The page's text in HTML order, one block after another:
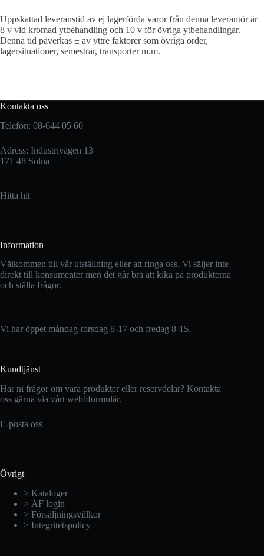
Uppskattad leveranstid av ej lagerförda varor från denna leverantör är
8 v vid kromad ytbehandling och 10 v för övriga ytbehandlingar.
Denna tid påverkas ± av yttre faktorer som övriga order,
lagersituationer, semestrar, transporter m.m.
Kontakta oss
Telefon: 08-644 05 60
Adress: Industrivägen 13
171 48 Solna
Hitta hit
Information
Välkommen till vår utställning eller att ringa oss. Vi säljer inte
direkt till konsumenter men det går bra att kika på produkterna
och ställa frågor.
Vi har öppet måndag-torsdag 8-17 och fredag 8-15.
Kundtjänst
Har ni frågor om våra produkter eller reservdelar? Kontakta
oss gärna via vårt webbformulär.
E-posta oss
Övrigt
> Kataloger
> ÅF login
> Försäljningsvillkor
> Integritetspolicy